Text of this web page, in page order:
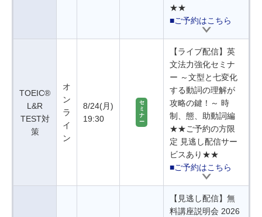
★★
■ご予約はこちら
TOEIC®
L&R
TEST対
策
オ
ン
ラ
イ
ン
8/24(月)
19:30
セ
ミ
ナ
ー
【ライブ配信】英
文法力強化セミナ
ー ～文型と七変化
する動詞の理解が
攻略の鍵！～ 時
制、態、助動詞編
★★ご予約の方限
定 見逃し配信サー
ビスあり★★
■ご予約はこちら
【見逃し配信】無
料講座説明会 2026